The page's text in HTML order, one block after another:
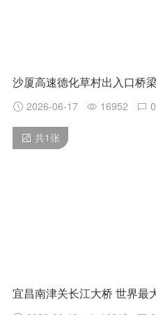
沙厦高速德化草村出入口桥
2026-06-17 16952 0
共1 张
宜昌南津关长江大桥 世界最